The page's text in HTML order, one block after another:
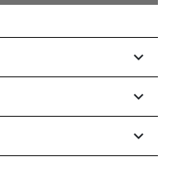
keyboard_arrow_down
keyboard_arrow_down
keyboard_arrow_down